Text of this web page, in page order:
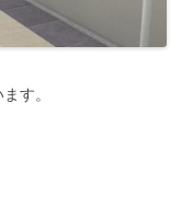
す。